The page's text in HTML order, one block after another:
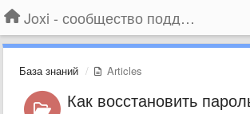
Joxi - сообщество поддержки
База знаний Articles
Как восстановить